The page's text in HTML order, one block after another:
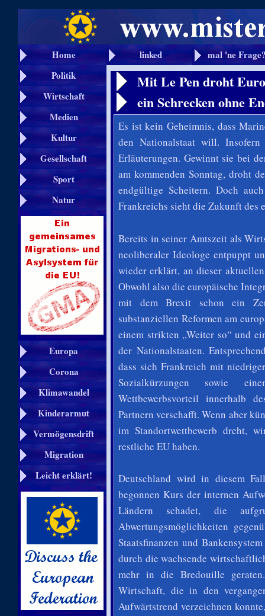
Home linked
mal 'ne
Politik
Wirtschaft
Medien
Kultur
Gesellschaft
Sport
Natur
Europa
Corona
Klimawandel
Kinderarmut
Vermögensdrift
Migration
Leicht erklärt!
Mit Le Pen droht
ein Schrecken ohne
Es ist kein Geheimnis, dass
den Nationalstaat will.
Erläuterungen. Gewinnt sie bei
am kommenden Sonntag, droht
endgültige Scheitern. Doch
Frankreichs siehtdie Zukunft des
Bereits in seiner Amtszeit als
neoliberaler Ideologe entpuppt
wieder erklärt, an dieser
Obwohl also die europäische
mit dem Brexit schon ein
substanziellen Reformen am
einem strikten „Weiter so“ und
der Nationalstaaten.
dass sich Frankreich mit
Sozialkürzungen sowie
Wettbewerbsvorteil innerhalb
Partnern verschafft. Wenn aber
im Standortwettbewerb dreht,
restliche EU haben.
Deutschland wird in diesem
begonnen Kurs der internen
Ländern schadet, die
Abwertungsmöglichkeiten
Staatsfinanzen und
durch die wachsende
mehr in die Bredouille
Wirtschaft, die in den
Aufwärtstrend verzeichnen